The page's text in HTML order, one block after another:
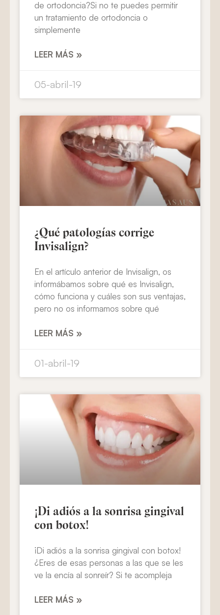
de ortodoncia?Si no te puedes permitir
un tratamiento de ortodoncia o
simplemente
LEER MÁS »
05-abril-19
¿Qué patologías corrige
Invisalign?
En el artículo anterior de Invisalign, os
informábamos sobre qué es Invisalign,
cómo funciona y cuáles son sus ventajas,
pero no os informamos sobre qué
LEER MÁS »
01-abril-19
¡Di adiós a la sonrisa gingival
con botox!
¡Di adiós a la sonrisa gingival con botox!
¿Eres de esas personas a las que se les
ve la encía al sonreír? Si te acompleja
LEER MÁS »